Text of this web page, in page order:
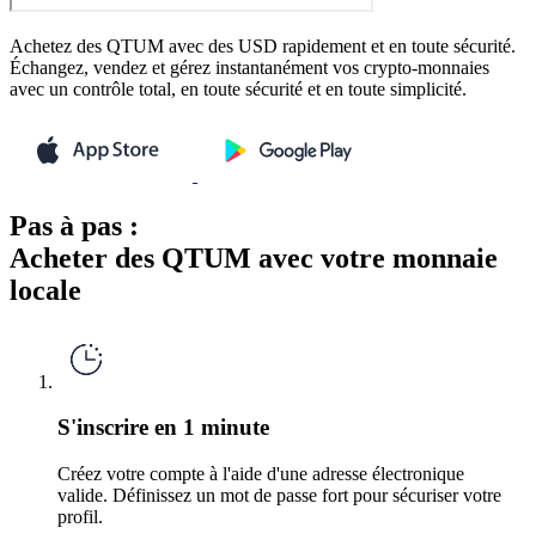
Achetez des QTUM avec des USD rapidement et en toute sécurité.
Échangez, vendez et gérez instantanément vos crypto-monnaies
avec un contrôle total, en toute sécurité et en toute simplicité.
Pas à pas :
Acheter des QTUM avec votre monnaie
locale
S'inscrire en 1 minute
Créez votre compte à l'aide d'une adresse électronique
valide. Définissez un mot de passe fort pour sécuriser votre
profil.